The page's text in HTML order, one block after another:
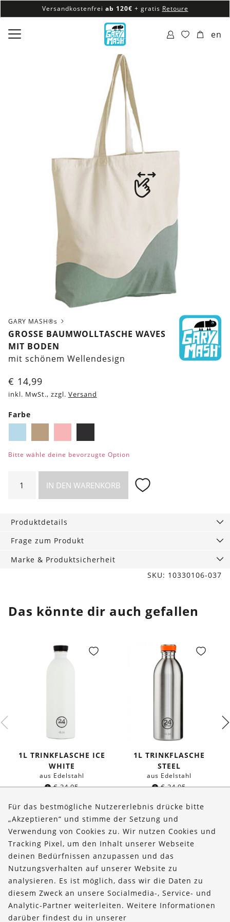
Versandkostenfrei ab 120€ + gratis Retoure
100% veganes & fair produziertes Sortiment
Versandkostenfrei ab 120€
en
GARY MASH®s
GROSSE BAUMWOLLTASCHE WAVES M
IT BODEN
mit schönem Wellendesign
€ 14,99
inkl. MwSt., zzgl. Versand
Farbe
Bitte wähle deine bevorzugte Option
Baumwolltasche
Boden
Menge
IN DEN WARENKORB
Produktdetails
Frage zum Produkt
Marke & Produktsicherheit
SKU: 10330106-037
Das könnte dir auch gefallen
1L TRINKFLASCHE ICE
WHITE
aus Edelstahl
€24,95
1L TRINKFLASCHE
STEEL
aus Edelstahl
€24,95
Über uns
Bestellungen
Kontakt & Hilfe
FOLLOW US
Für das bestmögliche Nutzererlebnis drücke bitte
„Akzeptieren“ und stimme der Setzung und
Verwendung von Cookies zu. Wir nutzen Cookies und
Tracking Pixel, um den Inhalt unserer Webseite
deinen Bedürfnissen anzupassen und das
Nutzungsverhalten auf unserer Website zu
analysieren. Es ist möglich, dass wir die Daten zu
diesem Zweck an unsere Socialmedia-, Service- und
Analytic-Partner weiterleiten. Weitere Informationen
darüber findest du in unserer